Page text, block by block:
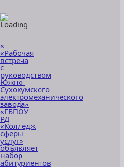
«
«Рабочая
встреча
с
руководством
Южно-
Сухокумского
электромеханического
завода»
«ГБПОУ
РД
«Колледж
сферы
услуг»
объявляет
набор
абитуриентов